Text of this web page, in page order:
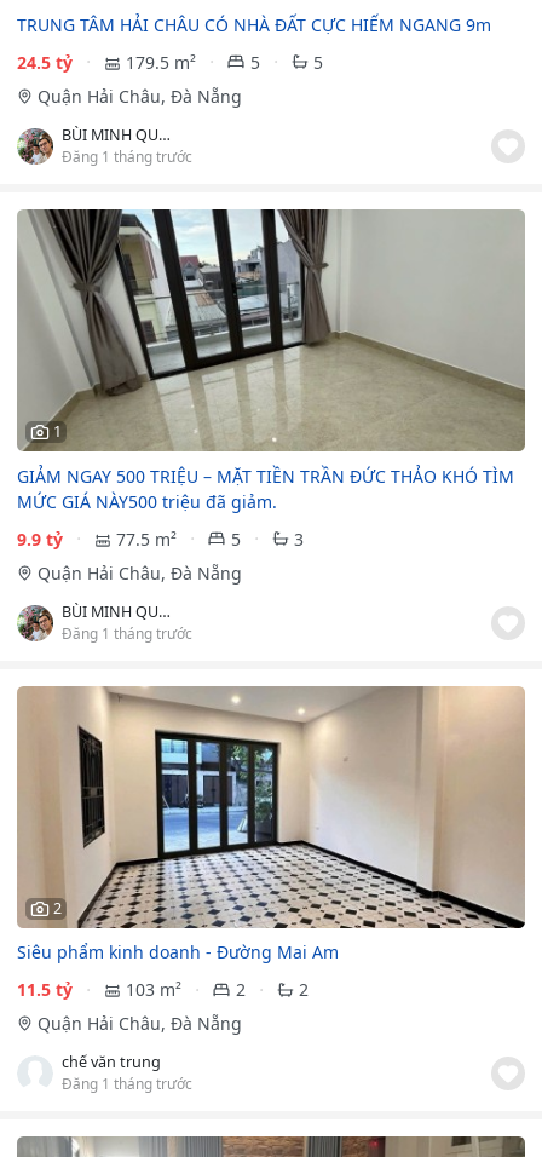
TRUNG TÂM HẢI CHÂU CÓ NHÀ ĐẤT CỰC HIẾM NGANG 9m
24.5 tỷ
179.5 m² 5
5
Quận Hải Châu, Đà Nẵng
BÙI MINH QUYNH
Đăng 1 tháng trước
1
GIẢM NGAY 500 TRIỆU – MẶT TIỀN TRẦN ĐỨC THẢO KHÓ TÌM
MỨC GIÁ NÀY500 triệu đã giảm.
9.9 tỷ
77.5 m² 5
3
Quận Hải Châu, Đà Nẵng
BÙI MINH QUYNH
Đăng 1 tháng trước
2
Siêu phẩm kinh doanh - Đường Mai Am
11.5 tỷ
103 m² 2
2
Quận Hải Châu, Đà Nẵng
chế văn trung
Đăng 1 tháng trước